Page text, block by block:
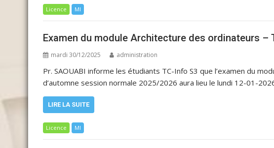
Licence MI
Examen du module Architecture des ordinateurs –
mardi 30/12/2025 administration
Pr. SAOUABI informe les étudiants TC-Info S3 que l’examen du
d’automne session normale 2025/2026 aura lieu le lundi 12-01-
LIRE LA SUITE
Licence MI